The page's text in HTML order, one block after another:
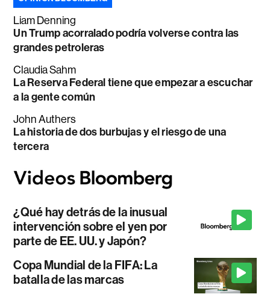
Liam Denning
Un Trump acorralado podría volverse contra las
grandes petroleras
Claudia Sahm
La Reserva Federal tiene que empezar a escuchar
a la gente común
John Authers
La historia de dos burbujas y el riesgo de una
tercera
¿Qué hay detrás de la inusual
intervención sobre el yen por
parte de EE. UU. y Japón?
Copa Mundial de la FIFA: La
batalla de las marcas